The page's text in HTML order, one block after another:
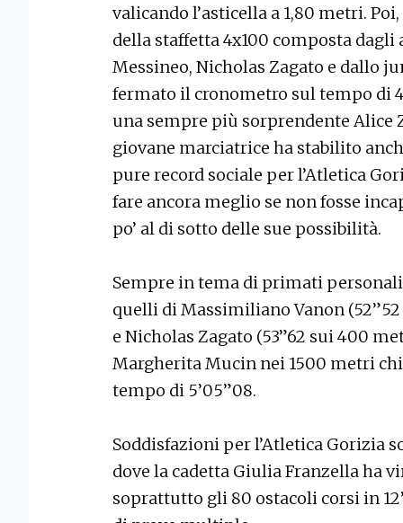
valicando l’asticella a 1,80 metri.
della staffetta 4x100 composta
Messineo, Nicholas Zagato e dallo
fermato il cronometro sul tempo di
una sempre più sorprendente Alice
giovane marciatrice ha stabilito
pure record sociale per l’Atletica
fare ancora meglio se non fosse
po’ al di sotto delle sue possibilità.
Sempre in tema di primati
quelli di Massimiliano Vanon
e Nicholas Zagato (53”62 sui 400
Margherita Mucin nei 1500 metri
tempo di 5’05”08.
Soddisfazioni per l’Atletica Gorizia
dove la cadetta Giulia Franzella ha
soprattutto gli 80 ostacoli corsi in